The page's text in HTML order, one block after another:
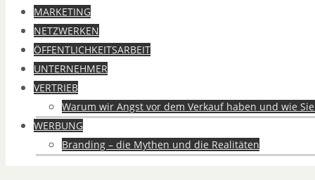
MARKETING
NETZWERKEN
ÖFFENTLICHKEITSARBEIT
UNTERNEHMER
VERTRIEB
Warum wir Angst vor dem Verkauf haben und wie
WERBUNG
Branding – die Mythen und die Realitäten